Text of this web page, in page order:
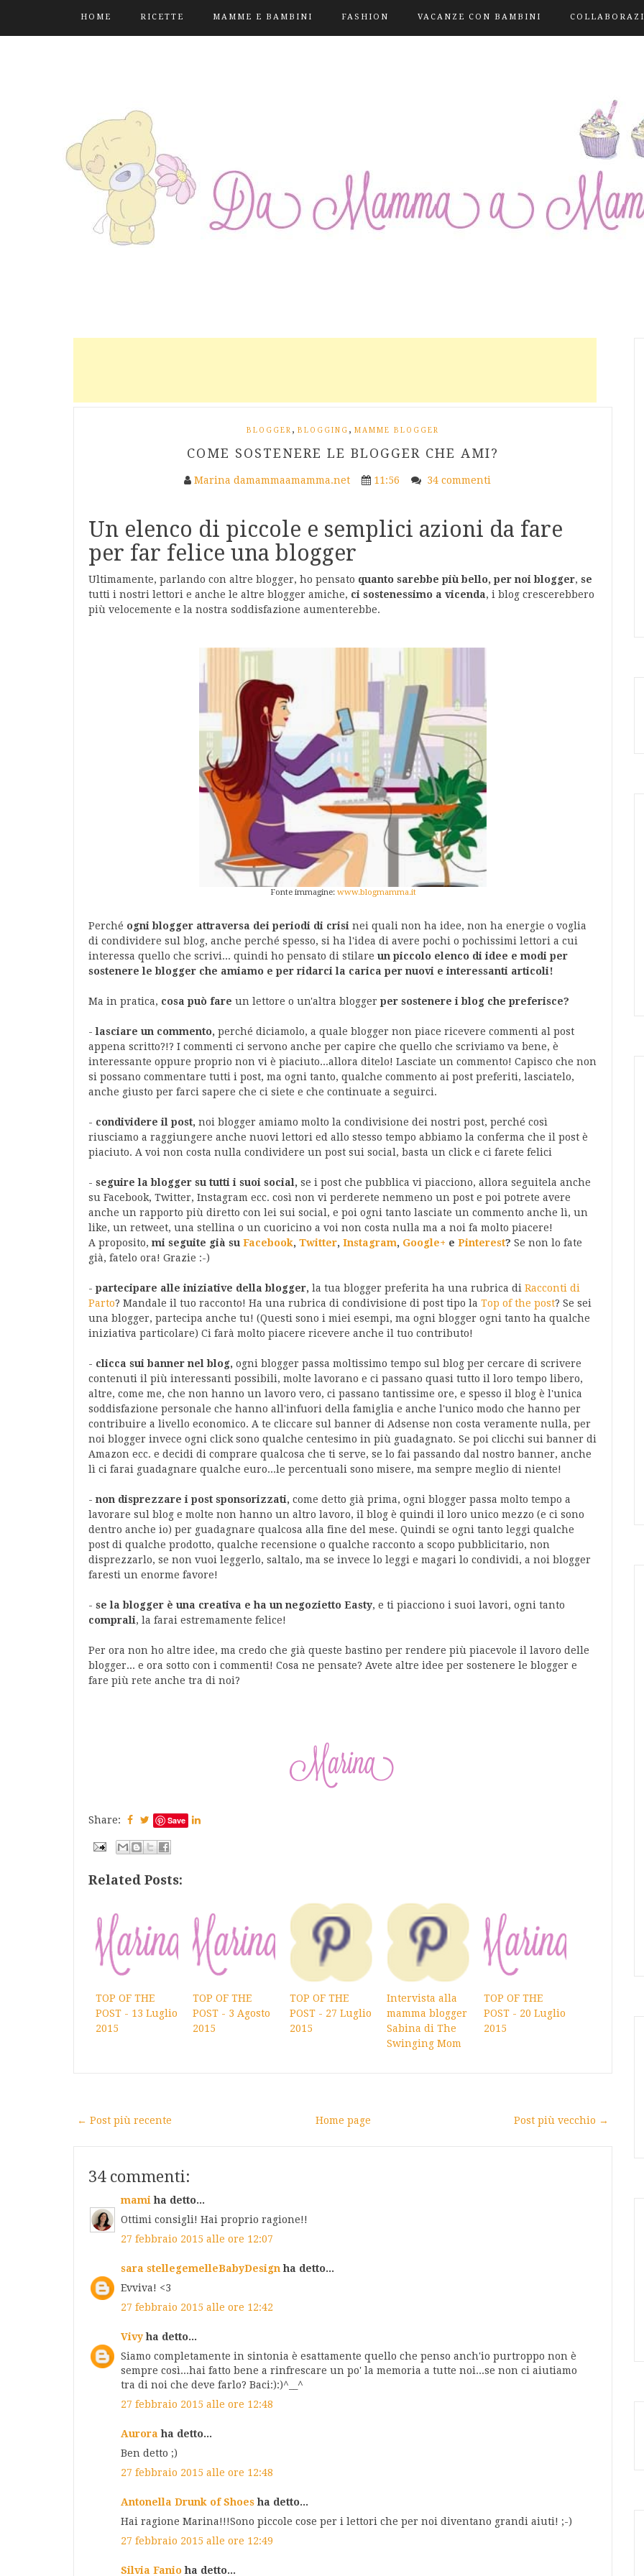
HOME RICETTE MAMME E BAMBINI FASHION VACANZE CON BAMBINI
BLOGGER , BLOGGING , MAMME BLOGGER
COME SOSTENERE LE BLOGGER CHE AMI?
Marina damammaamamma.net 11:56 34 commenti
Un elenco di piccole e semplici azioni da fare
per far felice una blogger
Ultimamente, parlando con altre blogger, ho pensato quanto sarebbe più bello, per noi blogger, se
tutti i nostri lettori e anche le altre blogger amiche, ci sostenessimo a vicenda, i blog crescerebbero
più velocemente e la nostra soddisfazione aumenterebbe.
Fonte immagine: www.blogmamma.it
Perché ogni blogger attraversa dei periodi di crisi nei quali non ha idee, non ha energie o voglia
di condividere sul blog, anche perché spesso, si ha l'idea di avere pochi o pochissimi lettori a cui
interessa quello che scrivi... quindi ho pensato di stilare un piccolo elenco di idee e modi per
sostenere le blogger che amiamo e per ridarci la carica per nuovi e interessanti articoli!
Ma in pratica, cosa può fare un lettore o un'altra blogger per sostenere i blog che preferisce?
-lasciare un commento, perché diciamolo, a quale blogger non piace ricevere commenti al post
appena scritto?!? I commenti ci servono anche per capire che quello che scriviamo va bene, è
interessante oppure proprio non vi è piaciuto...allora ditelo! Lasciate un commento! Capisco che non
si possano commentare tutti i post, ma ogni tanto, qualche commento ai post preferiti, lasciatelo,
anche giusto per farci sapere che ci siete e che continuate a seguirci.
- condividere il post, noi blogger amiamo molto la condivisione dei nostri post, perché così
riusciamo a raggiungere anche nuovi lettori ed allo stesso tempo abbiamo la conferma che il post è
piaciuto. A voi non costa nulla condividere un post sui social, basta un click e ci farete felici
- seguire la blogger su tutti i suoi social, se i post che pubblica vi piacciono, allora seguitela anche
su Facebook, Twitter, Instagram ecc. così non vi perderete nemmeno un post e poi potrete avere
anche un rapporto più diretto con lei sui social, e poi ogni tanto lasciate un commento anche lì, un
like, un retweet, una stellina o un cuoricino a voi non costa nulla ma a noi fa molto piacere!
A proposito, mi seguite già su Facebook, Twitter, Instagram, Google+ e Pinterest? Se non lo fate
già, fatelo ora! Grazie :-)
- partecipare alle iniziative della blogger, la tua blogger preferita ha una rubrica di Racconti di
Parto? Mandale il tuo racconto! Ha una rubrica di condivisione di post tipo la Top of the post? Se sei
una blogger, partecipa anche tu! (Questi sono i miei esempi, ma ogni blogger ogni tanto ha qualche
iniziativa particolare) Ci farà molto piacere ricevere anche il tuo contributo!
- clicca sui banner nel blog, ogni blogger passa moltissimo tempo sul blog per cercare di scrivere
contenuti il più interessanti possibili, molte lavorano e ci passano quasi tutto il loro tempo libero,
altre, come me, che non hanno un lavoro vero, ci passano tantissime ore, e spesso il blog è l'unica
soddisfazione personale che hanno all'infuori della famiglia e anche l'unico modo che hanno per
contribuire a livello economico. A te cliccare sul banner di Adsense non costa veramente nulla, per
noi blogger invece ogni click sono qualche centesimo in più guadagnato. Se poi clicchi sui banner di
Amazon ecc. e decidi di comprare qualcosa che ti serve, se lo fai passando dal nostro banner, anche
lì ci farai guadagnare qualche euro...le percentuali sono misere, ma sempre meglio di niente!
- non disprezzare i post sponsorizzati, come detto già prima, ogni blogger passa molto tempo a
lavorare sul blog e molte non hanno un altro lavoro, il blog è quindi il loro unico mezzo (e ci sono
dentro anche io) per guadagnare qualcosa alla fine del mese. Quindi se ogni tanto leggi qualche
post di qualche prodotto, qualche recensione o qualche racconto a scopo pubblicitario, non
disprezzarlo, se non vuoi leggerlo, saltalo, ma se invece lo leggi e magari lo condividi, a noi blogger
faresti un enorme favore!
- se la blogger è una creativa e ha un negozietto Easty, e ti piacciono i suoi lavori, ogni tanto
comprali, la farai estremamente felice!
Per ora non ho altre idee, ma credo che già queste bastino per rendere più piacevole il lavoro delle
blogger... e ora sotto con i commenti! Cosa ne pensate? Avete altre idee per sostenere le blogger e
fare più rete anche tra di noi?
Share: Save
Related Posts:
TOP OF THE
POST - 13 Luglio
2015
TOP OF THE
POST - 3 Agosto
2015
TOP OF THE
POST - 27 Luglio
2015
Intervista alla
mamma blogger
Sabina di The
Swinging Mom
TOP OF THE
POST - 20 Luglio
2015
← Post più recente Post più vecchio →
Home page
34 commenti:
mami ha detto...
Ottimi consigli! Hai proprio ragione!!
27 febbraio 2015 alle ore 12:07
sara stellegemelleBabyDesign ha detto...
Evviva! <3
27 febbraio 2015 alle ore 12:42
Vivyha detto...
Siamo completamente in sintonia è esattamente quello che penso anch'io purtroppo non è
sempre così...hai fatto bene a rinfrescare un po' la memoria a tutte noi...se non ci aiutiamo
tra di noi che deve farlo? Baci:):)^__^
27 febbraio 2015 alle ore 12:48
Aurora ha detto...
Ben detto ;)
27 febbraio 2015 alle ore 12:48
Antonella Drunk of Shoesha detto...
Hai ragione Marina!!!Sono piccole cose per i lettori che per noi diventano grandi aiuti! ;-)
27 febbraio 2015 alle ore 12:49
Silvia Fanioha detto...